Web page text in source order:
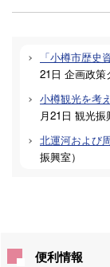
「小樽市歴史
21日 企画政策
小樽観光を考
月21日 観光振
北運河および
振興室）
便利情報